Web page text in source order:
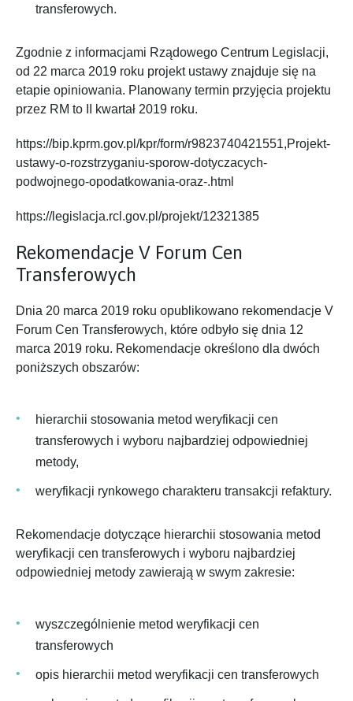
transferowych.
Zgodnie z informacjami Rządowego Centrum Legislacji,
od 22 marca 2019 roku projekt ustawy znajduje się na
etapie opiniowania. Planowany termin przyjęcia projektu
przez RM to II kwartał 2019 roku.
https://bip.kprm.gov.pl/kpr/form/r9823740421551,Projekt-
ustawy-o-rozstrzyganiu-sporow-dotyczacych-
podwojnego-opodatkowania-oraz-.html
https://legislacja.rcl.gov.pl/projekt/12321385
Rekomendacje V Forum Cen
Transferowych
Dnia 20 marca 2019 roku opublikowano rekomendacje V
Forum Cen Transferowych, które odbyło się dnia 12
marca 2019 roku. Rekomendacje określono dla dwóch
poniższych obszarów:
hierarchii stosowania metod weryfikacji cen
transferowych i wyboru najbardziej odpowiedniej
metody,
weryfikacji rynkowego charakteru transakcji refaktury.
Rekomendacje dotyczące hierarchii stosowania metod
weryfikacji cen transferowych i wyboru najbardziej
odpowiedniej metody zawierają w swym zakresie:
wyszczególnienie metod weryfikacji cen
transferowych
opis hierarchii metod weryfikacji cen transferowych